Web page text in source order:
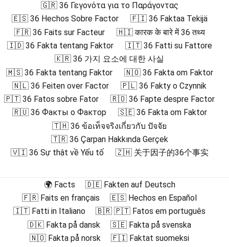
🇬🇷 36 Γεγονότα για το Παράγοντας
🇪🇸 36 Hechos Sobre Factor
🇫🇮 36 Faktaa Tekijä
🇫🇷 36 Faits sur Facteur
🇭🇮 कारक के बारे में 36 तथ्य
🇮🇩 36 Fakta tentang Faktor
🇮🇹 36 Fatti su Fattore
🇰🇷 36 가지 요소에 대한 사실
🇲🇸 36 Fakta tentang Faktor
🇳🇴 36 Fakta om Faktor
🇳🇱 36 Feiten over Factor
🇵🇱 36 Fakty o Czynnik
🇵🇹 36 Fatos sobre Fator
🇷🇴 36 Fapte despre Factor
🇷🇺 36 Факты о Фактор
🇸🇪 36 Fakta om Faktor
🇹🇭 36 ข้อเท็จจริงเกี่ยวกับ ปัจจัย
🇹🇷 36 Çarpan Hakkında Gerçek
🇻🇮 36 Sự thật về Yếu tố
🇿🇭 关于因子的36个事实
🌍 Facts
🇩🇪 Fakten auf Deutsch
🇫🇷 Faits en français
🇪🇸 Hechos en Español
🇮🇹 Fatti in Italiano
🇧🇷 🇵🇹 Fatos em português
🇩🇰 Fakta på dansk
🇸🇪 Fakta på svenska
🇳🇴 Fakta på norsk
🇫🇮 Faktat suomeksi